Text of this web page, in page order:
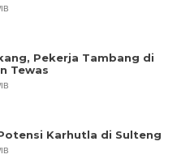
Pekerja Tambang di
Tewas
Karhutla di Sulteng